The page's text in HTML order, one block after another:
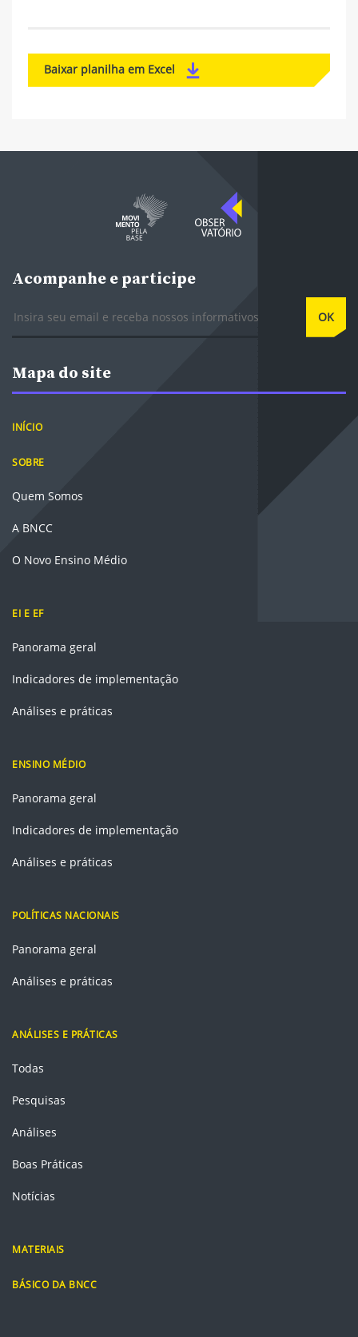
Baixar planilha em Excel
Acompanhe e participe
OK
Mapa do site
INÍCIO
SOBRE
Quem Somos
A BNCC
O Novo Ensino Médio
EI E EF
Panorama geral
Indicadores de implementação
Análises e práticas
ENSINO MÉDIO
Panorama geral
Indicadores de implementação
Análises e práticas
POLÍTICAS NACIONAIS
Panorama geral
Análises e práticas
ANÁLISES E PRÁTICAS
Todas
Pesquisas
Análises
Boas Práticas
Notícias
MATERIAIS
BÁSICO DA BNCC